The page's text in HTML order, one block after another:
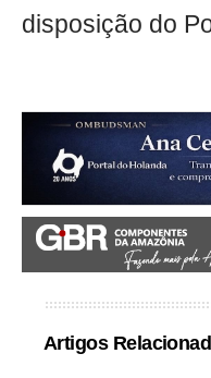
disposição do
Artigos